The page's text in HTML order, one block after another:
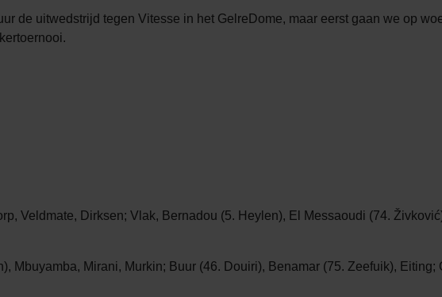
de uitwedstrijd tegen Vitesse in het GelreDome, maar eerst gaan we op
Veldmate, Dirksen; Vlak, Bernadou (5. Heylen), El Messaoudi (74.
Mbuyamba, Mirani, Murkin; Buur (46. Douiri), Benamar (75. Zeefuik), Eiting;